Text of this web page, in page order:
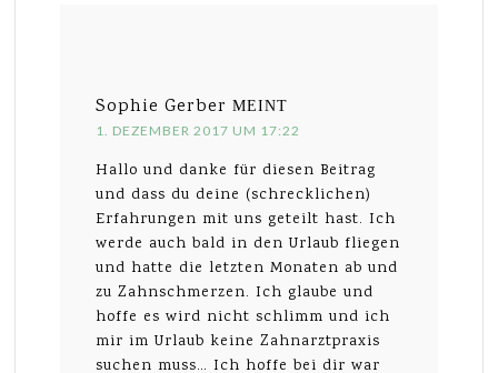
Sophie Gerber MEINT
1. DEZEMBER 2017 UM 17:22
Hallo und danke für diesen Beitrag
und dass du deine (schrecklichen)
Erfahrungen mit uns geteilt hast. Ich
werde auch bald in den Urlaub fliegen
und hatte die letzten Monaten ab und
zu Zahnschmerzen. Ich glaube und
hoffe es wird nicht schlimm und ich
mir im Urlaub keine Zahnarztpraxis
suchen muss… Ich hoffe bei dir war